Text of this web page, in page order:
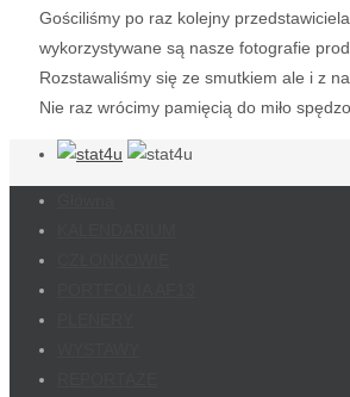
Gościliśmy po raz kolejny
wykorzystywane są nasze fotografie
Rozstawaliśmy się ze smutkiem ale i z
Nie raz wrócimy pamięcią do miło